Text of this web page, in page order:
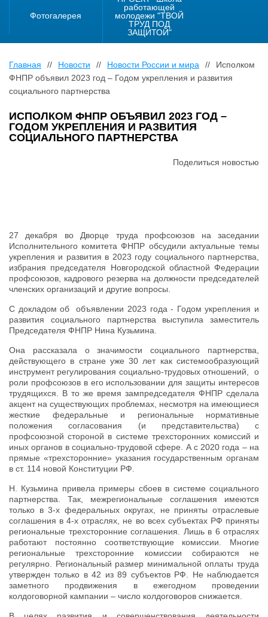
Фотогалерея
работающей
молодежи "ТВОЙ
ТРУД ПОД
ЗАЩИТОЙ"
Главная // Новости // Новости России и мира //
Исполком
ФНПР объявил 2023 год – Годом укрепления и развития
социального партнерства
ИСПОЛКОМ ФНПР ОБЪЯВИЛ 2023 ГОД –
ГОДОМ УКРЕПЛЕНИЯ И РАЗВИТИЯ
СОЦИАЛЬНОГО ПАРТНЕРСТВА
Поделиться новостью
27 декабря во Дворце труда профсоюзов на заседании
Исполнительного комитета ФНПР обсудили актуальные темы
укрепления и развития в 2023 году социального партнерства,
избрания председателя Новгородской областной Федерации
профсоюзов, кадрового резерва на должности председателей
членских организаций и другие вопросы.
С докладом об объявлении 2023 года - Годом укрепления и
развития социального партнерства выступила заместитель
Председателя ФНПР Нина Кузьмина.
Она рассказала о значимости социального партнерства,
действующего в стране уже 30 лет как системообразующий
инструмент регулирования социально-трудовых отношений, о
роли профсоюзов в его использовании для защиты интересов
трудящихся. В то же время зампредседателя ФНПР сделала
акцент на существующих проблемах, несмотря на имеющиеся
жесткие федеральные и региональные нормативные
положения согласования (и представительства) с
профсоюзной стороной в системе трехсторонних комиссий и
иных органов в социально-трудовой сфере. А с 2020 года – на
прямые «трехсторонние» указания государственным органам
в ст. 114 новой Конституции РФ.
Н. Кузьмина привела примеры сбоев в системе социального
партнерства. Так, межрегиональные соглашения имеются
только в 3-х федеральных округах, не приняты отраслевые
соглашения в 4-х отраслях, не во всех субъектах РФ приняты
региональные трехсторонние соглашения. Лишь в 6 отраслях
работают постоянно соответствующие комиссии. Многие
региональные трехсторонние комиссии собираются не
регулярно. Региональный размер минимальной оплаты труда
утвержден только в 42 из 89 субъектов РФ. Не наблюдается
заметного продвижения в ежегодном проведении
колдоговорной кампании – число колдоговоров снижается.